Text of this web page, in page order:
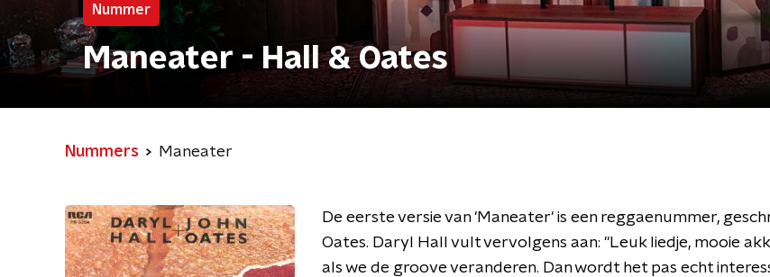
Nummer
Maneater - Hall & Oates
Nummers Maneater
De eerste versie van 'Maneater' is een reggaenummer,
Oates. Daryl Hall vult vervolgens aan: "Leuk liedje, mooie
als we de groove veranderen. Dan wordt het pas echt